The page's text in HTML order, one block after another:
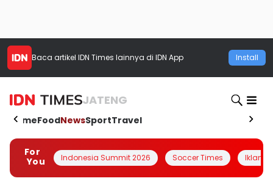
Baca artikel IDN Times lainnya di IDN App Install
JATENG
HomeFoodNewsSportTravel
For
You
Indonesia Summit 2026 Soccer Times Iklanin